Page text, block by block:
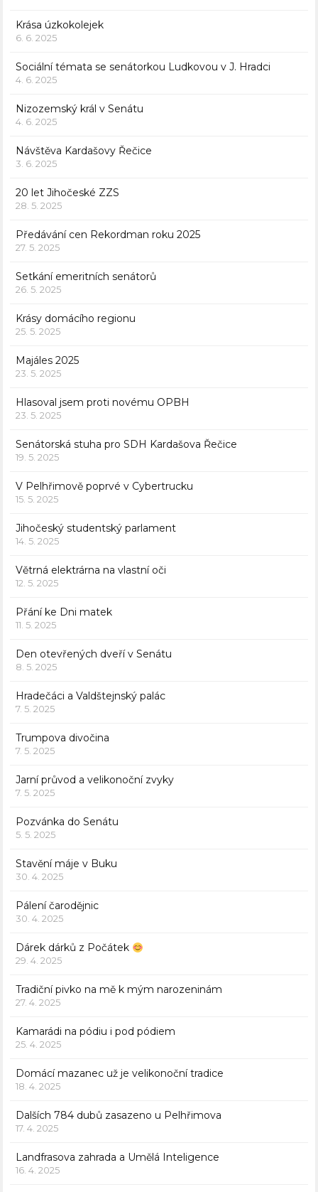
Krása úzkokolejek
6. 6. 2025
Sociální témata se senátorkou Ludkovou v J. Hradci
4. 6. 2025
Nizozemský král v Senátu
4. 6. 2025
Návštěva Kardašovy Řečice
3. 6. 2025
20 let Jihočeské ZZS
28. 5. 2025
Předávání cen Rekordman roku 2025
27. 5. 2025
Setkání emeritních senátorů
26. 5. 2025
Krásy domácího regionu
25. 5. 2025
Majáles 2025
23. 5. 2025
Hlasoval jsem proti novému OPBH
23. 5. 2025
Senátorská stuha pro SDH Kardašova Řečice
19. 5. 2025
V Pelhřimově poprvé v Cybertrucku
15. 5. 2025
Jihočeský studentský parlament
14. 5. 2025
Větrná elektrárna na vlastní oči
12. 5. 2025
Přání ke Dni matek
11. 5. 2025
Den otevřených dveří v Senátu
8. 5. 2025
Hradečáci a Valdštejnský palác
7. 5. 2025
Trumpova divočina
7. 5. 2025
Jarní průvod a velikonoční zvyky
7. 5. 2025
Pozvánka do Senátu
5. 5. 2025
Stavění máje v Buku
30. 4. 2025
Pálení čarodějnic
30. 4. 2025
Dárek dárků z Počátek
29. 4. 2025
Tradiční pivko na mě k mým narozeninám
27. 4. 2025
Kamarádi na pódiu i pod pódiem
25. 4. 2025
Domácí mazanec už je velikonoční tradice
18. 4. 2025
Dalších 784 dubů zasazeno u Pelhřimova
17. 4. 2025
Landfrasova zahrada a Umělá Inteligence
16. 4. 2025